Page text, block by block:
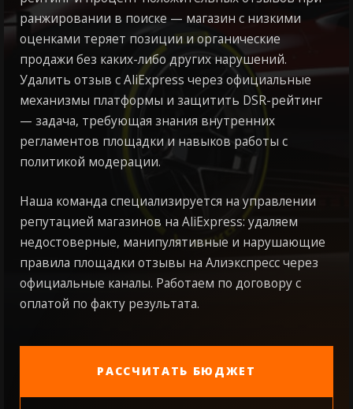
ранжировании в поиске — магазин с низкими
оценками теряет позиции и органические
продажи без каких-либо других нарушений.
Удалить отзыв с AliExpress через официальные
механизмы платформы и защитить DSR-рейтинг
— задача, требующая знания внутренних
регламентов площадки и навыков работы с
политикой модерации.
Наша команда специализируется на управлении
репутацией магазинов на AliExpress: удаляем
недостоверные, манипулятивные и нарушающие
правила площадки отзывы на Алиэкспресс через
официальные каналы. Работаем по договору с
оплатой по факту результата.
РАССЧИТАТЬ БЮДЖЕТ